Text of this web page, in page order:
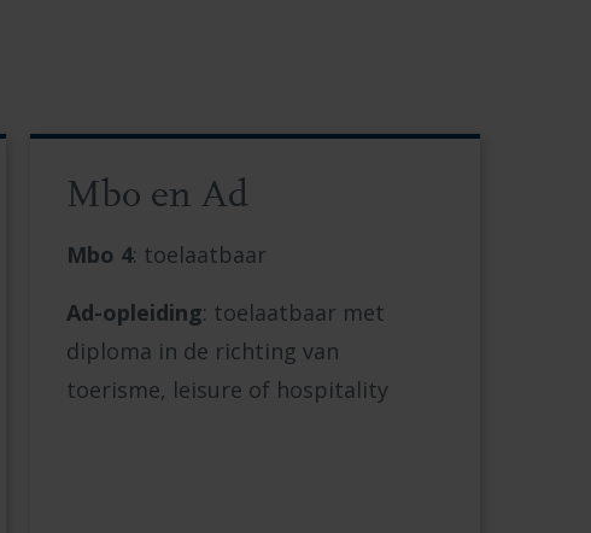
Mbo en Ad
Mbo 4: toelaatbaar
Ad-opleiding: toelaatbaar met
diploma in de richting van
toerisme, leisure of hospitality